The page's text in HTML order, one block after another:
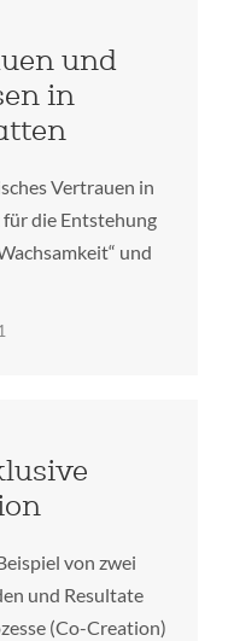
und
in
Vertrauen in
die Entstehung
und
von zwei
und Resultate
(Co-Creation)